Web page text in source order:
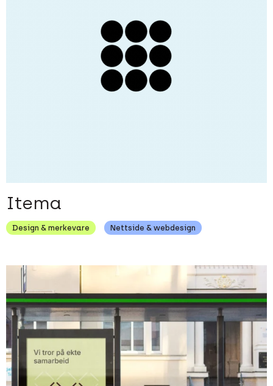
Itema
Design & merkevare Nettside & webdesign